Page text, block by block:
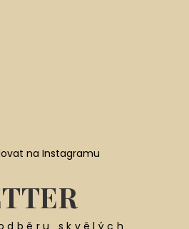
na Instagramu